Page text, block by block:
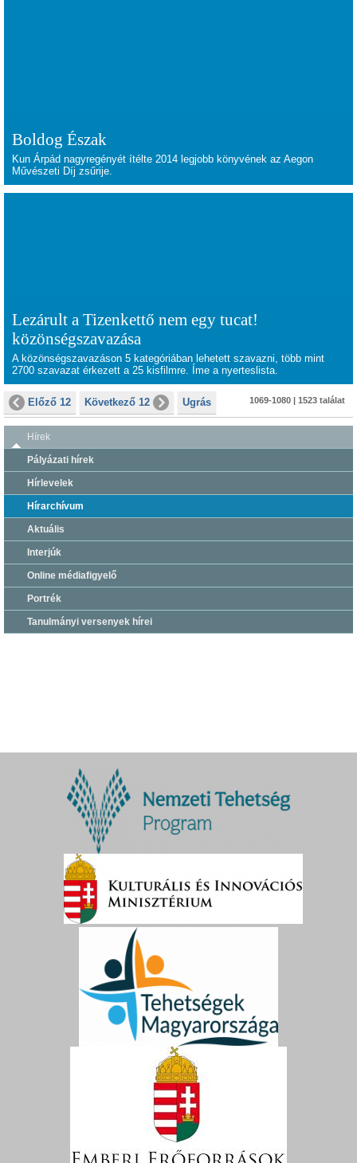
Boldog Észak
Kun Árpád nagyregényét ítélte 2014 legjobb könyvének az Aegon
Művészeti Díj zsűrije.
Lezárult a Tizenkettő nem egy tucat!
közönségszavazása
A közönségszavazáson 5 kategóriában lehetett szavazni, több mint
2700 szavazat érkezett a 25 kisfilmre. Íme a nyerteslista.
Előző 12 Következő 12 Ugrás 1069-1080 | 1523 találat
Hírek
Pályázati hírek
Hírlevelek
Hírarchívum
Aktuális
Interjúk
Online médiafigyelő
Portrék
Tanulmányi versenyek hírei